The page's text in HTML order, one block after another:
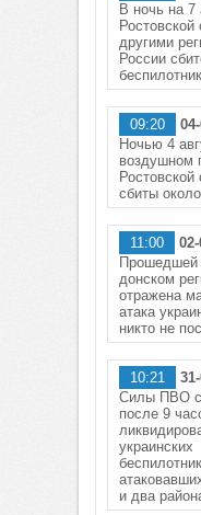
В ночь на 7
другими
России
09:20
Ночью 4
воздушном
Ростовской
сбиты
11:00
Прошедшей
донском
отражена
атака
никто не
10:21
Силы ПВО
после 9
украинских
и два